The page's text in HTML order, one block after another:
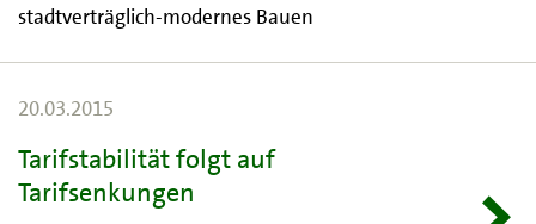
stadtverträglich-modernes Bauen
20.03.2015
Tarifstabilität folgt auf
Tarifsenkungen